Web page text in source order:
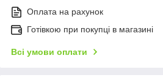
Оплата на рахунок
Готівкою при покупці в магазині
Всі умови оплати